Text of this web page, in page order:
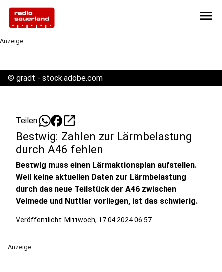
menu
Anzeige
© gradt - stock.adobe.com
Teilen: open_in_new
Bestwig: Zahlen zur Lärmbelastung
durch A46 fehlen
Bestwig muss einen Lärmaktionsplan aufstellen.
Weil keine aktuellen Daten zur Lärmbelastung
durch das neue Teilstück der A46 zwischen
Velmede und Nuttlar vorliegen, ist das schwierig.
Veröffentlicht: Mittwoch, 17.04.2024 06:57
Anzeige